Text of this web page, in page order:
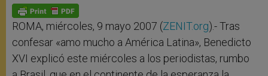
p
p
g
e
r
o
k
ROMA, miércoles, 9 mayo 2007 (ZENIT.org).- Tras
confesar «amo mucho a América Latina», Benedicto
XVI explicó este miércoles a los periodistas, rumbo